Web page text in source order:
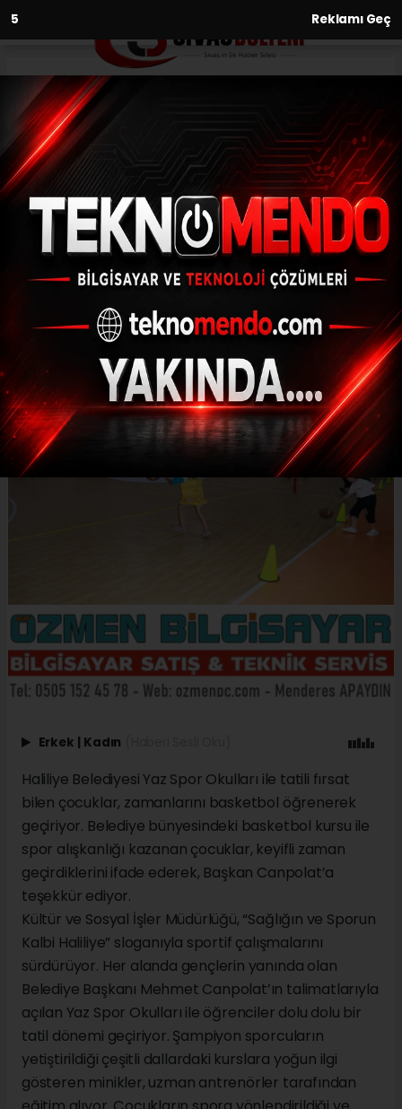
3 Reklamı Geç
Anasayfa Spor
Çocuklardan basketbola
yoğun ilgi
(İHA) - İhlas Haber Ajansı | 30.06.2024 - 16:26, Güncelleme:
30.06.2024 - 15:54
Çocuklardan basketbola yoğun ilgi
Erkek | Kadın
Haliliye Belediyesi Yaz Spor Okulları ile tatili fırsat
bilen çocuklar, zamanlarını basketbol öğrenerek
geçiriyor. Belediye bünyesindeki basketbol kursu ile
spor alışkanlığı kazanan çocuklar, keyifli zaman
geçirdiklerini ifade ederek, Başkan Canpolat’a
teşekkür ediyor.
Kültür ve Sosyal İşler Müdürlüğü, “Sağlığın ve Sporun
Kalbi Haliliye” sloganıyla sportif çalışmalarını
sürdürüyor. Her alanda gençlerin yanında olan
Belediye Başkanı Mehmet Canpolat’ın talimatlarıyla
açılan Yaz Spor Okulları ile öğrenciler dolu dolu bir
tatil dönemi geçiriyor. Şampiyon sporcuların
yetiştirildiği çeşitli dallardaki kurslara yoğun ilgi
gösteren minikler, uzman antrenörler tarafından